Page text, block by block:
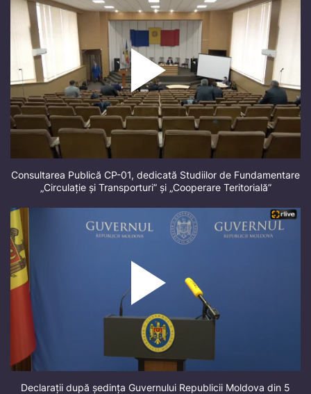
Consultarea Publică CP-01, dedicată Studiilor de Fundamentare
„Circulație și Transporturi” și „Cooperare Teritorială”
Declarații după ședința Guvernului Republicii Moldova din 5